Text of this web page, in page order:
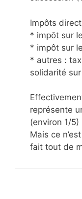
Impôts
* impôt sur
* impôt sur
* autres :
solidarité
représente
(environ 1/5)
Mais ce
fait tout de